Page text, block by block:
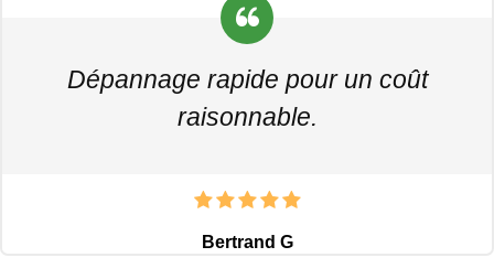
Dépannage rapide pour un coût
raisonnable.
Bertrand G